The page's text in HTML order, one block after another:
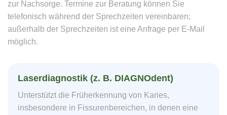
zur Nachsorge. Termine zur Beratung können Sie
telefonisch während der Sprechzeiten vereinbaren;
außerhalb der Sprechzeiten ist eine Anfrage per E-Mail
möglich.
Laserdiagnostik (z. B. DIAGNOdent)
Unterstützt die Früherkennung von Karies,
insbesondere in Fissurenbereichen, in denen eine